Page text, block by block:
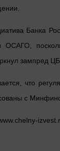
Банка
ОСАГО,
зампред
что
с